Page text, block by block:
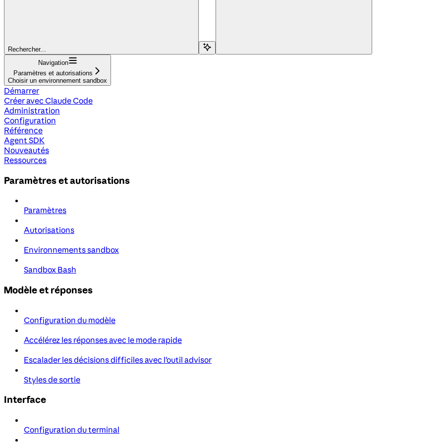
Rechercher...
Navigation
Paramètres et autorisations
Choisir un environnement sandbox
Démarrer
Créer avec Claude Code
Administration
Configuration
Référence
Agent SDK
Nouveautés
Ressources
Paramètres et autorisations
Paramètres
Autorisations
Environnements sandbox
Sandbox Bash
Modèle et réponses
Configuration du modèle
Accélérez les réponses avec le mode rapide
Escalader les décisions difficiles avec l'outil advisor
Styles de sortie
Interface
Configuration du terminal